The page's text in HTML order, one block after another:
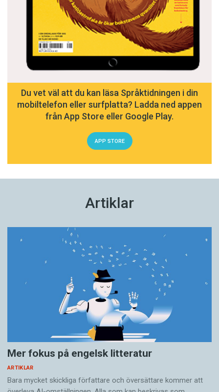
Du vet väl att du kan läsa Språktidningen i din
mobiltelefon eller surfplatta? Ladda ned appen
från App Store eller Google Play.
APP STORE
Artiklar
Mer fokus på engelsk litteratur
ARTIKLAR
Bara mycket skickliga författare och översättare ­kommer att